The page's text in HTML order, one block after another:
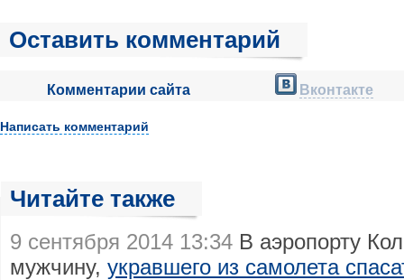
Оставить комментарий
Комментарии сайта Вконтакте
Написать комментарий
Читайте также
9 сентября 2014 13:34 В аэропорту
мужчину, укравшего из самолета